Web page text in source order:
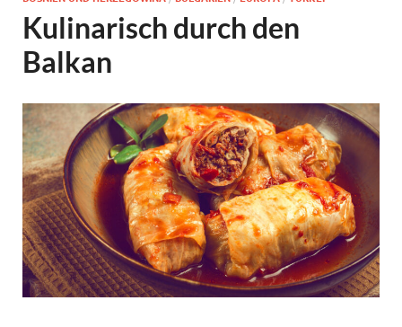
Kulinarisch durch den
Balkan